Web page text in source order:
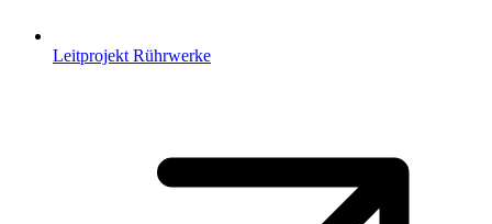
Leitprojekt Rührwerke